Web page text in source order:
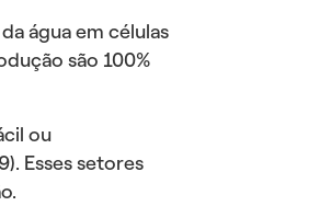
água em células
são 100%
ou
Esses setores